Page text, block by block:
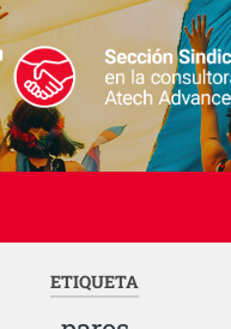
ETIQUETA